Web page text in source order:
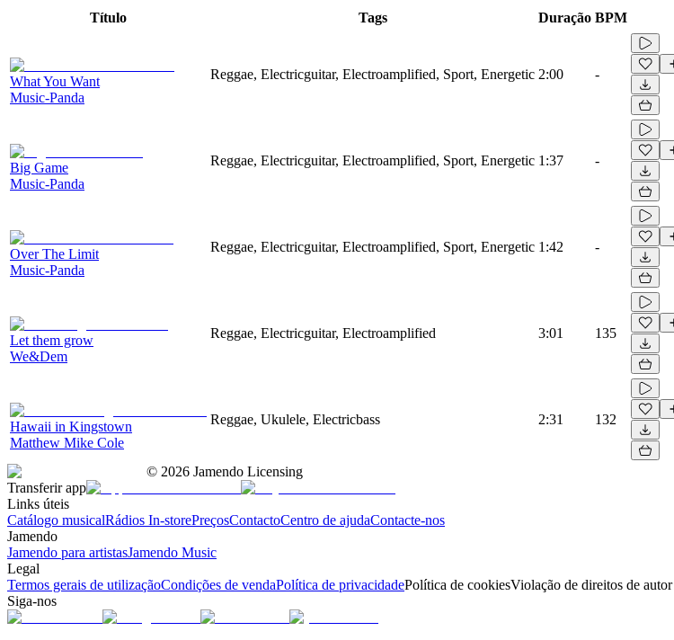
Título Tags Duração BPM
What You Want
Music-Panda
Reggae, Electricguitar, Electroamplified, Sport, Energetic 2:00 -
Big Game
Music-Panda
Reggae, Electricguitar, Electroamplified, Sport, Energetic 1:37 -
Over The Limit
Music-Panda
Reggae, Electricguitar, Electroamplified, Sport, Energetic 1:42 -
Let them grow
We&Dem
Reggae, Electricguitar, Electroamplified 3:01 135
Hawaii in Kingstown
Matthew Mike Cole
Reggae, Ukulele, Electricbass 2:31 132
© 2026 Jamendo Licensing
Transferir app
Links úteis
Catálogo musicalRádios In-storePreçosContactoCentro de ajudaContacte-nos
Jamendo
Jamendo para artistasJamendo Music
Legal
Termos gerais de utilizaçãoCondições de vendaPolítica de privacidadePolítica de cookiesViolação de direitos de autor
Siga-nos